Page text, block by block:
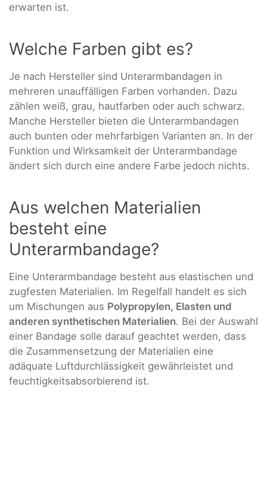
erwarten ist.
Welche Farben gibt es?
Je nach Hersteller sind Unterarmbandagen in
mehreren unauffälligen Farben vorhanden. Dazu
zählen weiß, grau, hautfarben oder auch schwarz.
Manche Hersteller bieten die Unterarmbandagen
auch bunten oder mehrfarbigen Varianten an. In der
Funktion und Wirksamkeit der Unterarmbandage
ändert sich durch eine andere Farbe jedoch nichts.
Aus welchen Materialien
besteht eine
Unterarmbandage?
Eine Unterarmbandage besteht aus elastischen und
zugfesten Materialien. Im Regelfall handelt es sich
um Mischungen aus Polypropylen, Elasten und
anderen synthetischen Materialien. Bei der Auswahl
einer Bandage solle darauf geachtet werden, dass
die Zusammensetzung der Materialien eine
adäquate Luftdurchlässigkeit gewährleistet und
feuchtigkeitsabsorbierend ist.